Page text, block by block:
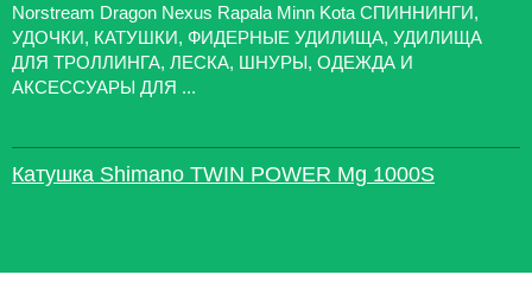
Norstream Dragon Nexus Rapala Minn Kota СПИННИНГИ,
УДОЧКИ, КАТУШКИ, ФИДЕРНЫЕ УДИЛИЩА, УДИЛИЩА
ДЛЯ ТРОЛЛИНГА, ЛЕСКА, ШНУРЫ, ОДЕЖДА И
АКСЕССУАРЫ ДЛЯ ...
Катушка Shimano TWIN POWER Mg 1000S